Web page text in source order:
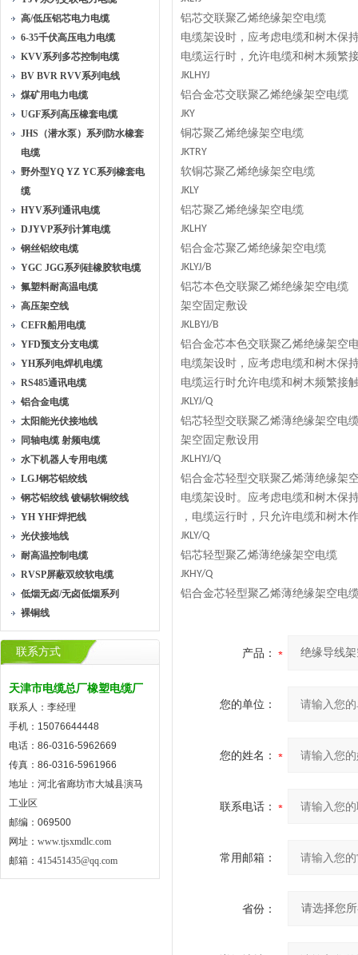
高/低压铝芯电力电缆
6-35千伏高压电力电缆
KVV系列多芯控制电缆
BV BVR RVV系列电线
煤矿用电力电缆
UGF系列高压橡套电缆
JHS（潜水泵）系列防水橡套
电缆
野外型YQ YZ YC系列橡套电
缆
HYV系列通讯电缆
DJYVP系列计算电缆
钢丝铝绞电缆
YGC JGG系列硅橡胶软电缆
氟塑料耐高温电缆
高压架空线
CEFR船用电缆
YFD预支分支电缆
YH系列电焊机电缆
RS485通讯电缆
铝合金电缆
太阳能光伏接地线
同轴电缆 射频电缆
水下机器人专用电缆
LGJ钢芯铝绞线
钢芯铝绞线 镀锡软铜绞线
YH YHF焊把线
光伏接地线
耐高温控制电缆
RVSP屏蔽双绞软电缆
低烟无卤/无卤低烟系列
裸铜线
联系方式
天津市电缆总厂橡塑电缆厂
联系人：李经理
手机：15076644448
电话：86-0316-5962669
传真：86-0316-5961966
地址：河北省廊坊市大城县演马
工业区
邮编：069500
网址： www.tjsxmdlc.com
邮箱： 415451435@qq.com
铝芯交联聚乙烯绝缘架空电缆
电缆架设时，应考虑电缆和树木保
电缆运行时，允许电缆和树木频繁
JKLHYJ
铝合金芯交联聚乙烯绝缘架空电缆
JKY
铜芯聚乙烯绝缘架空电缆
JKTRY
软铜芯聚乙烯绝缘架空电缆
JKLY
铝芯聚乙烯绝缘架空电缆
JKLHY
铝合金芯聚乙烯绝缘架空电缆
JKLYJ/B
铝芯本色交联聚乙烯绝缘架空电缆
架空固定敷设
JKLBYJ/B
铝合金芯本色交联聚乙烯绝缘架空
电缆架设时，应考虑电缆和树木保
电缆运行时允许电缆和树木频繁接
JKLYJ/Q
铝芯轻型交联聚乙烯薄绝缘架空电
架空固定敷设用
JKLHYJ/Q
铝合金芯轻型交联聚乙烯薄绝缘架
电缆架设时。应考虑电缆和树木保
，电缆运行时，只允许电缆和树木
JKLY/Q
铝芯轻型聚乙烯薄绝缘架空电缆
JKHY/Q
铝合金芯轻型聚乙烯薄绝缘架空电
产品：
您的单位：
您的姓名：
联系电话：
常用邮箱：
省份：